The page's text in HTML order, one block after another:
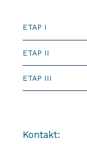
ETAP I
ETAP II
ETAP III
Kontakt: